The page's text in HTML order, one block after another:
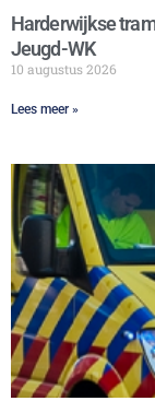
Harderwijkse
Jeugd-WK
10 augustus 2026
Lees meer »